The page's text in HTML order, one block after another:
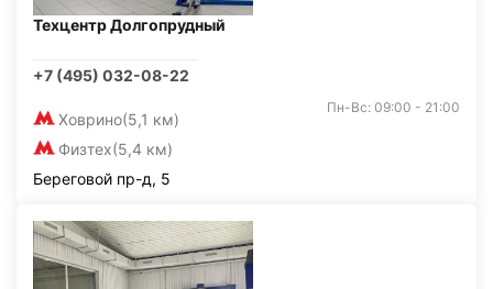
Техцентр Долгопрудный
+7 (495) 032-08-22
Ховрино(5,1 км)
Физтех(5,4 км)
Пн-Вс: 09:00 - 21:00
Береговой пр-д, 5